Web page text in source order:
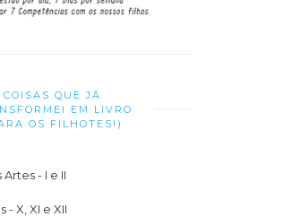
COISAS QUE JÁ
EM LIVRO
OS FILHOTES!)
Artes - I e II
- X, XI e XII